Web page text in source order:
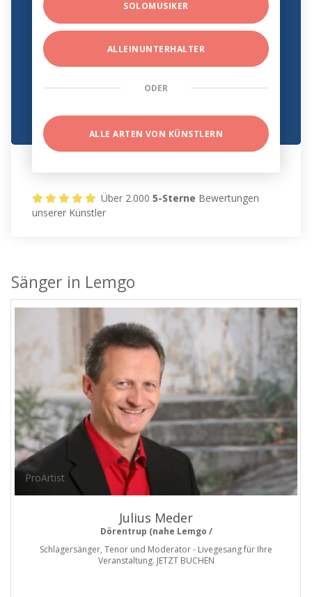
SOLOMUSIKER
ALLEINUNTERHALTER
ODER
ALLE ARTEN VON KÜNSTLERN
Über 2.0005-Sterne Bewertungen
unserer Künstler
Sänger in Lemgo
ProArtist
Julius Meder
Dörentrup (nahe Lemgo /
Schlagersänger, Tenor und Moderator - Livegesang für Ihre
Veranstaltung. JETZT BUCHEN